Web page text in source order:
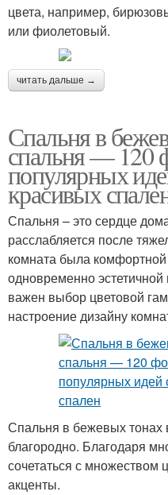
цвета, например,
или фиолетовый.
читать дальше →
Спальня в
спальня — 120
популярных
красивых
Спальня – это сердце
расслабляется после
комната была
одновременно
важен выбор цветовой
настроение дизайну
Спальня в бежевых тонах
благородно. Благодаря
сочетаться с множеством
акценты.